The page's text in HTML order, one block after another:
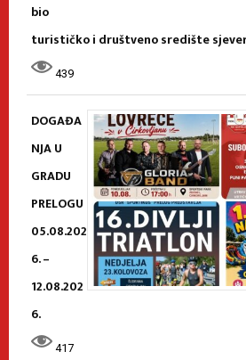
bio
turističko i društveno središte
439
DOGAĐA
NJA U
GRADU
PRELOGU
05.08.202
6. –
12.08.202
6.
417